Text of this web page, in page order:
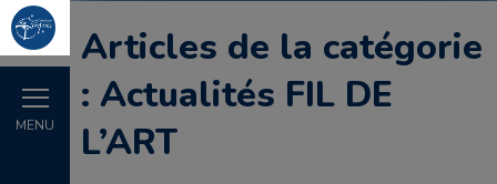
MENU
Articles de la catégorie
: Actualités FIL DE
L’ART